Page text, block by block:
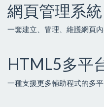
網頁管理系統
一套建立、管理、維護網頁內
HTML5多平
一種支援更多輔助程式的多